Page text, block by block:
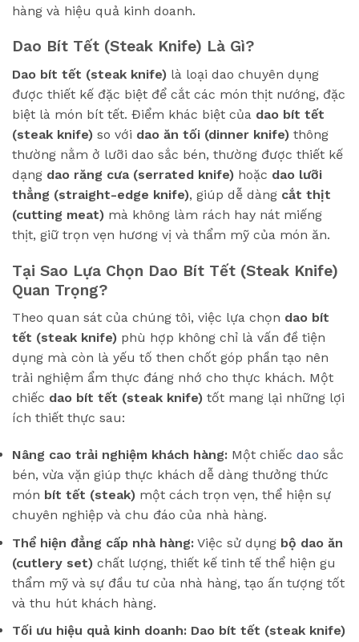
hàng và hiệu quả kinh doanh.
Dao Bít Tết (Steak Knife) Là Gì?
Dao bít tết (steak knife) là loại dao chuyên dụng
được thiết kế đặc biệt để cắt các món thịt nướng, đặc
biệt là món bít tết. Điểm khác biệt của dao bít tết
(steak knife) so với dao ăn tối (dinner knife) thông
thường nằm ở lưỡi dao sắc bén, thường được thiết kế
dạng dao răng cưa (serrated knife) hoặc dao lưỡi
thẳng (straight-edge knife), giúp dễ dàng cắt thịt
(cutting meat) mà không làm rách hay nát miếng
thịt, giữ trọn vẹn hương vị và thẩm mỹ của món ăn.
Tại Sao Lựa Chọn Dao Bít Tết (Steak Knife)
Quan Trọng?
Theo quan sát của chúng tôi, việc lựa chọn dao bít
tết (steak knife) phù hợp không chỉ là vấn đề tiện
dụng mà còn là yếu tố then chốt góp phần tạo nên
trải nghiệm ẩm thực đáng nhớ cho thực khách. Một
chiếc dao bít tết (steak knife) tốt mang lại những lợi
ích thiết thực sau:
Nâng cao trải nghiệm khách hàng: Một chiếc dao sắc
bén, vừa vặn giúp thực khách dễ dàng thưởng thức
món bít tết (steak) một cách trọn vẹn, thể hiện sự
chuyên nghiệp và chu đáo của nhà hàng.
Thể hiện đẳng cấp nhà hàng: Việc sử dụng bộ dao ăn
(cutlery set) chất lượng, thiết kế tinh tế thể hiện gu
thẩm mỹ và sự đầu tư của nhà hàng, tạo ấn tượng tốt
và thu hút khách hàng.
Tối ưu hiệu quả kinh doanh: Dao bít tết (steak knife)